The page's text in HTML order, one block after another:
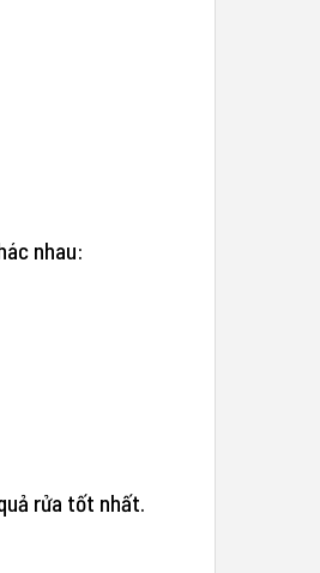
nhau:
rửa tốt nhất.